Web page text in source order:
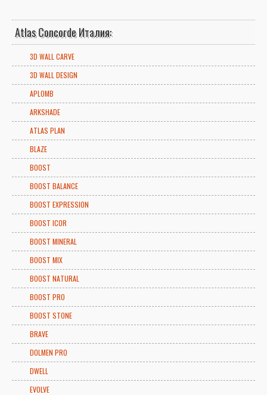
Atlas Concorde Италия:
3D WALL CARVE
3D WALL DESIGN
APLOMB
ARKSHADE
ATLAS PLAN
BLAZE
BOOST
BOOST BALANCE
BOOST EXPRESSION
BOOST ICOR
BOOST MINERAL
BOOST MIX
BOOST NATURAL
BOOST PRO
BOOST STONE
BRAVE
DOLMEN PRO
DWELL
EVOLVE